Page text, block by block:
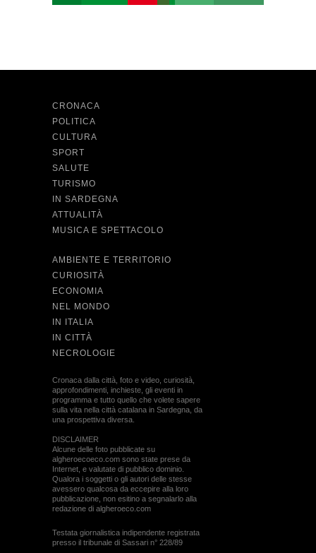
CRONACA
POLITICA
CULTURA
SPORT
SALUTE
TURISMO
IN SARDEGNA
ATTUALITÀ
MUSICA E SPETTACOLO
AMBIENTE E TERRITORIO
CURIOSITÀ
ECONOMIA
NEL MONDO
IN ITALIA
IN CITTÀ
NECROLOGIE
Cronaca dalla città, foto e video, curiosità,
approfondimenti, inchieste, gli eventi in
programma e tutto quello che volete sapere
sulla vita nella città catalana in Sardegna, da
una prospettiva diversa.
DISCLAIMER
Alcune delle foto pubblicate su
algheroecoeco.com sono state prese da
Internet, e valutate di pubblico dominio.
Qualora i soggetti o gli autori delle stesse
avessero qualcosa da eccepire alla loro
pubblicazione, non esitino a segnalarlo alla
redazione di algheroeco.com
Testata giornalistica indipendente registrata
presso il tribunale di Sassari n° 228/89